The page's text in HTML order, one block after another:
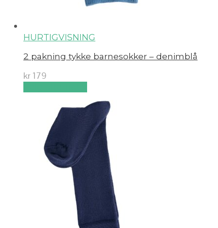
HURTIGVISNING
2 pakning tykke barnesokker – denimblå
kr 179